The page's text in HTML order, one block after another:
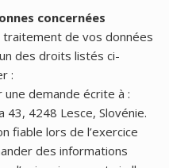
concernées
de vos données
des droits listés ci-
:
demande écrite à :
43, 4248 Lesce, Slovénie.
fiable lors de l’exercice
des informations